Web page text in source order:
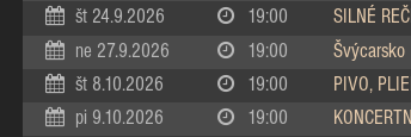
št 24.9.2026 19:00 SILNÉ REČI
ne 27.9.2026 19:00 Švýcarsko
št 8.10.2026 19:00 PIVO,
pi 9.10.2026 19:00